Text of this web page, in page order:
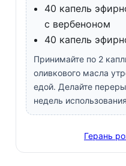
40 капель
с вербеноном
40 капель
Принимайте по 2
оливкового масла
едой. Делайте
недель
Герань